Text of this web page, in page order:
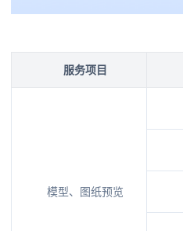
服务项目
模型、图纸预览